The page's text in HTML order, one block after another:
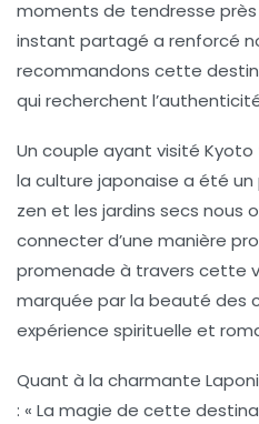
moments de tendresse
instant partagé a renforcé
recommandons cette
qui recherchent
Un couple ayant visité Kyoto
la culture japonaise a été un
zen et les jardins secs nous
connecter d’une manière
promenade à travers cette
marquée par la beauté des
expérience spirituelle et
Quant à la charmante
: « La magie de cette